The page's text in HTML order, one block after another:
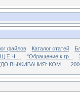
файлов Каталог статей
Е Н ... "Обращение к гр...
ВЫЖИВАНИЯ: КОМ...